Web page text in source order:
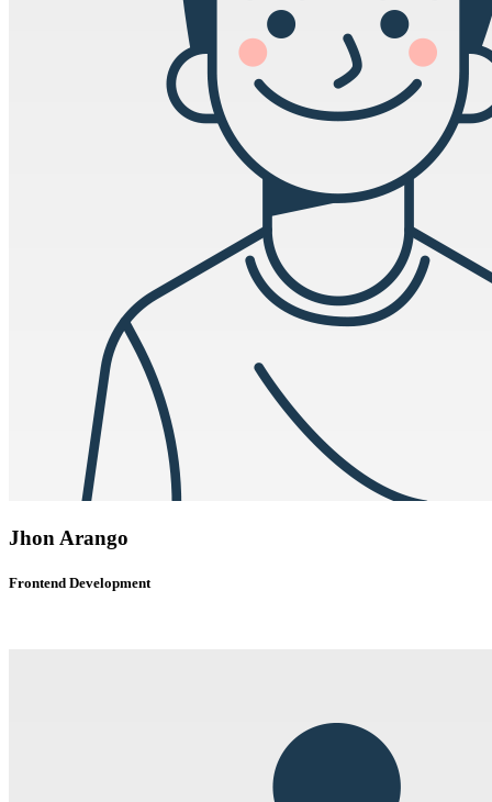
Jhon Arango
Frontend Development